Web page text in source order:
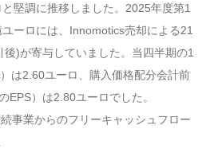
堅調に推移しました。2025年度第1
ーロには、Innomotics売却による21
)が寄与していました。当四半期の1
は2.60ユーロ、購入価格配分会計前
EPS）は2.80ユーロでした。
事業からのフリーキャッシュフロー